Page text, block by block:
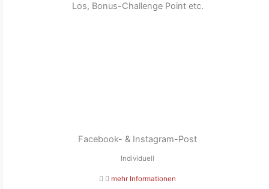
Los, Bonus-Challenge Point etc.
Facebook- & Instagram-Post
Individuell
mehr Informationen